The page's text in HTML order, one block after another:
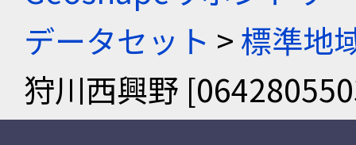
データセット >標準地
狩川西興野